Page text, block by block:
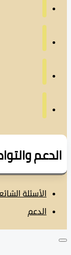
والتواصل
الأسئلة الشائعة
الدعم